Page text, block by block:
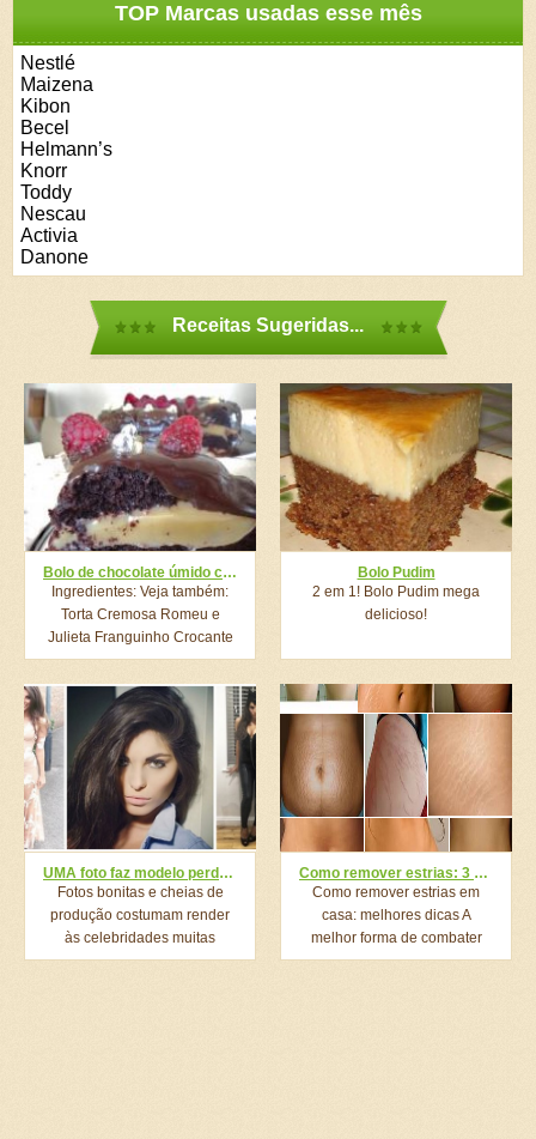
TOP Marcas usadas esse mês
Nestlé
Maizena
Kibon
Becel
Helmann’s
Knorr
Toddy
Nescau
Activia
Danone
Receitas Sugeridas...
Bolo de chocolate úmido com recheio
Ingredientes: Veja também:
Torta Cremosa Romeu e
Julieta Franguinho Crocante
Mais Fácil...
Bolo Pudim
2 em 1! Bolo Pudim mega
delicioso!
UMA foto faz modelo perder 3 mil seguidores e, depois, multiplicar número de fãs
Fotos bonitas e cheias de
produção costumam render
às celebridades muitas
curtidas...
Como remover estrias: 3 dicas caseiras que ajudam na missão
Como remover estrias em
casa: melhores dicas A
melhor forma de combater
as estrias é...